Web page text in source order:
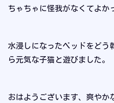
ちゃちゃに怪我がなくてよか
水浸しになったベッドをどう
ら元気な子猫と遊びました。
おはようございます、爽やか